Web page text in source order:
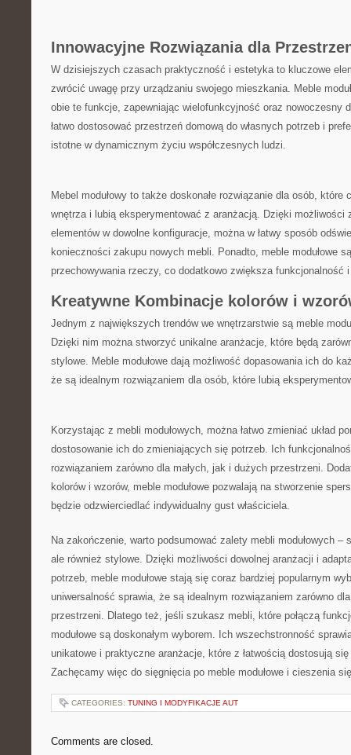
Innowacyjne Rozwiązania dla
W dzisiejszych czasach praktyczność i estetyka to kluczowe
zwrócić uwagę przy urządzaniu swojego ⁣mieszkania. Meble
obie te funkcje, zapewniając wielofunkcyjność oraz nowoczesny
łatwo dostosować⁤ przestrzeń domową do własnych potrzeb i
istotne ​w dynamicznym życiu⁣ współczesnych ludzi.
Mebel modułowy‍ to także doskonałe rozwiązanie dla‌ osób, które
wnętrza i lubią eksperymentować z aranżacją. Dzięki możliwości
elementów w dowolne konfiguracje,‌ można w łatwy sposób
konieczności zakupu nowych mebli. Ponadto, meble modułowe
przechowywania ⁢rzeczy, co dodatkowo zwiększa funkcjonalność
Kreatywne Kombinacje kolorów i
Jednym z największych trendów we wnętrzarstwie są meble
Dzięki nim można stworzyć unikalne aranżacje, które będą
stylowe. Meble modułowe dają możliwość ​dopasowania ich do‍
że​ są idealnym⁣ rozwiązaniem dla osób, które lubią
Korzystając z ⁤mebli modułowych, ‌można ‌łatwo zmieniać​ układ
dostosowanie ich do zmieniających się potrzeb. Ich⁢
rozwiązaniem zarówno dla małych, jak i dużych przestrzeni.
kolorów i ⁣wzorów, meble modułowe pozwalają na ‍stworzenie
będzie odzwierciedlać indywidualny gust właściciela.
Na zakończenie, ​warto podsumować zalety mebli modułowych –
ale również stylowe. Dzięki ⁣możliwości dowolnej aranżacji i
potrzeb, meble modułowe stają się ⁣coraz bardziej popularnym
uniwersalność sprawia, że​ są ​idealnym rozwiązaniem zarówno
przestrzeni. Dlatego też, jeśli szukasz ‍mebli, które połączą
modułowe są doskonałym wyborem. Ich wszechstronność
unikatowe i praktyczne ‌aranżacje, które z ⁢łatwością dostosują
Zachęcamy więc do sięgnięcia po meble modułowe ‌i cieszenia
CATEGORIES: TUNING I MODYFIKACJE AUT
Comments are closed.